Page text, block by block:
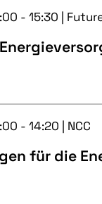
- 15:30 |
- 14:20 | NCC
für die